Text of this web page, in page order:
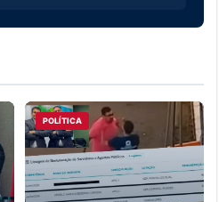
POLÍTICA